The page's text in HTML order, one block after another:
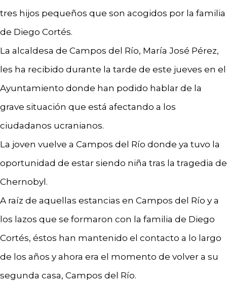
tres hijos pequeños que son acogidos por la familia
de Diego Cortés.
La alcaldesa de Campos del Río, María José Pérez,
les ha recibido durante la tarde de este jueves en el
Ayuntamiento donde han podido hablar de la
grave situación que está afectando a los
ciudadanos ucranianos.
La joven vuelve a Campos del Río donde ya tuvo la
oportunidad de estar siendo niña tras la tragedia de
Chernobyl.
A raíz de aquellas estancias en Campos del Río y a
los lazos que se formaron con la familia de Diego
Cortés, éstos han mantenido el contacto a lo largo
de los años y ahora era el momento de volver a su
segunda casa, Campos del Río.